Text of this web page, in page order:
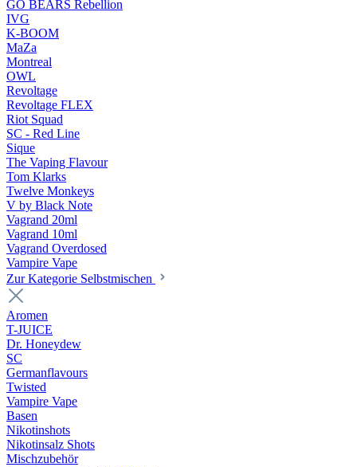
GO BEARS Rebellion
IVG
K-BOOM
MaZa
Montreal
OWL
Revoltage
Revoltage FLEX
Riot Squad
SC - Red Line
Sique
The Vaping Flavour
Tom Klarks
Twelve Monkeys
V by Black Note
Vagrand 20ml
Vagrand 10ml
Vagrand Overdosed
Vampire Vape
Zur Kategorie Selbstmischen
Aromen
T-JUICE
Dr. Honeydew
SC
Germanflavours
Twisted
Vampire Vape
Basen
Nikotinshots
Nikotinsalz Shots
Mischzubehör